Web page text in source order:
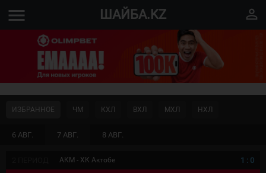
menu ШАЙБА.KZ perm_identity
6 АВГ. 7 АВГ. 8 АВГ.
ИЗБРАННОЕ ЧМ КХЛ ВХЛ МХЛ НХЛ
АКМ - ХК Актобе 1 : 0